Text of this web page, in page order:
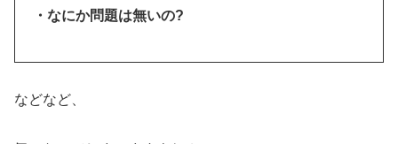
・なにか問題は無いの?
などなど、